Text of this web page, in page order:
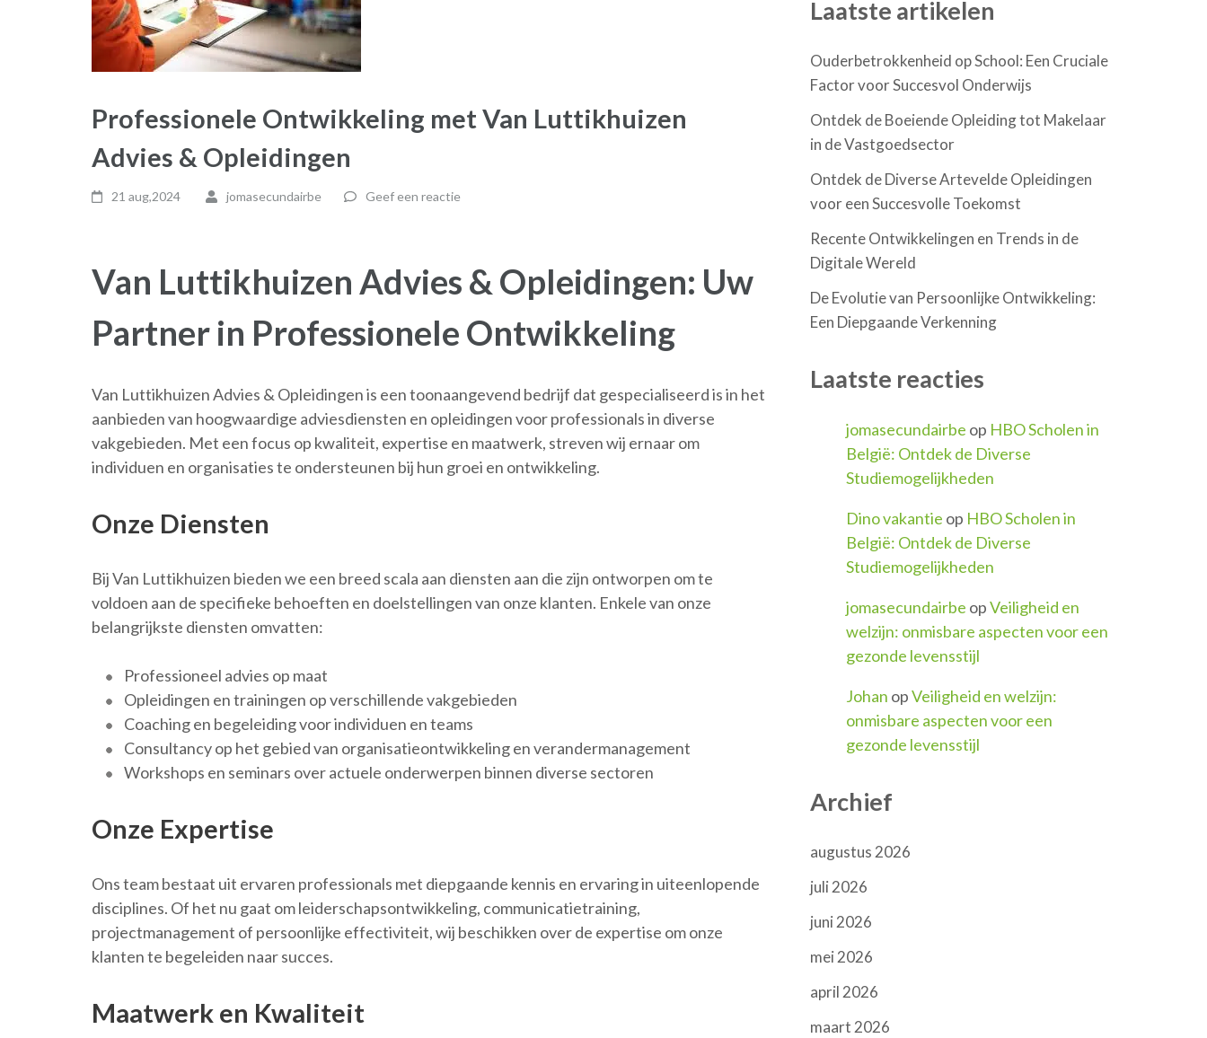
Professionele Ontwikkeling met Van Luttikhuizen
Advies & Opleidingen
21 aug,2024 jomasecundairbe Geef een reactie
Van Luttikhuizen Advies & Opleidingen: Uw
Partner in Professionele Ontwikkeling
Van Luttikhuizen Advies & Opleidingen is een toonaangevend bedrijf dat gespecialiseerd is in het
aanbieden van hoogwaardige adviesdiensten en opleidingen voor professionals in diverse
vakgebieden. Met een focus op kwaliteit, expertise en maatwerk, streven wij ernaar om
individuen en organisaties te ondersteunen bij hun groei en ontwikkeling.
Onze Diensten
Bij Van Luttikhuizen bieden we een breed scala aan diensten aan die zijn ontworpen om te
voldoen aan de specifieke behoeften en doelstellingen van onze klanten. Enkele van onze
belangrijkste diensten omvatten:
Professioneel advies op maat
Opleidingen en trainingen op verschillende vakgebieden
Coaching en begeleiding voor individuen en teams
Consultancy op het gebied van organisatieontwikkeling en verandermanagement
Workshops en seminars over actuele onderwerpen binnen diverse sectoren
Onze Expertise
Ons team bestaat uit ervaren professionals met diepgaande kennis en ervaring in uiteenlopende
disciplines. Of het nu gaat om leiderschapsontwikkeling, communicatietraining,
projectmanagement of persoonlijke effectiviteit, wij beschikken over de expertise om onze
klanten te begeleiden naar succes.
Maatwerk en Kwaliteit
Laatste artikelen
Ouderbetrokkenheid op School: Een Cruciale
Factor voor Succesvol Onderwijs
Ontdek de Boeiende Opleiding tot Makelaar
in de Vastgoedsector
Ontdek de Diverse Artevelde Opleidingen
voor een Succesvolle Toekomst
Recente Ontwikkelingen en Trends in de
Digitale Wereld
De Evolutie van Persoonlijke Ontwikkeling:
Een Diepgaande Verkenning
Laatste reacties
jomasecundairbe op HBO Scholen in
België: Ontdek de Diverse
Studiemogelijkheden
Dino vakantie op HBO Scholen in
België: Ontdek de Diverse
Studiemogelijkheden
jomasecundairbe opVeiligheid en
welzijn: onmisbare aspecten voor een
gezonde levensstijl
Johan opVeiligheid en welzijn:
onmisbare aspecten voor een
gezonde levensstijl
Archief
augustus 2026
juli 2026
juni 2026
mei 2026
april 2026
maart 2026